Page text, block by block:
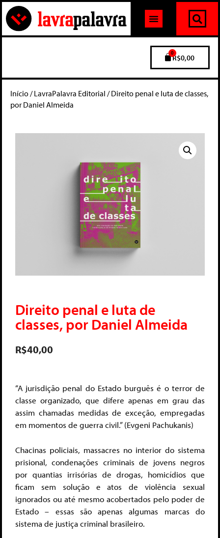
R$0,00
0
Início/LavraPalavra Editorial / Direito penal e luta de classes,
por Daniel Almeida
Direito penal e luta de
classes, por Daniel Almeida
R$40,00
“A jurisdição penal do Estado burguês é o terror de
classe organizado, que difere apenas em grau das
assim chamadas medidas de exceção, empregadas
em momentos de guerra civil.” (Evgeni Pachukanis)
Chacinas policiais, massacres no interior do sistema
prisional, condenações criminais de jovens negros
por quantias irrisórias de drogas, homicídios que
ficam sem solução e atos de violência sexual
ignorados ou até mesmo acobertados pelo poder de
Estado – essas são apenas algumas marcas do
sistema de justiça criminal brasileiro.